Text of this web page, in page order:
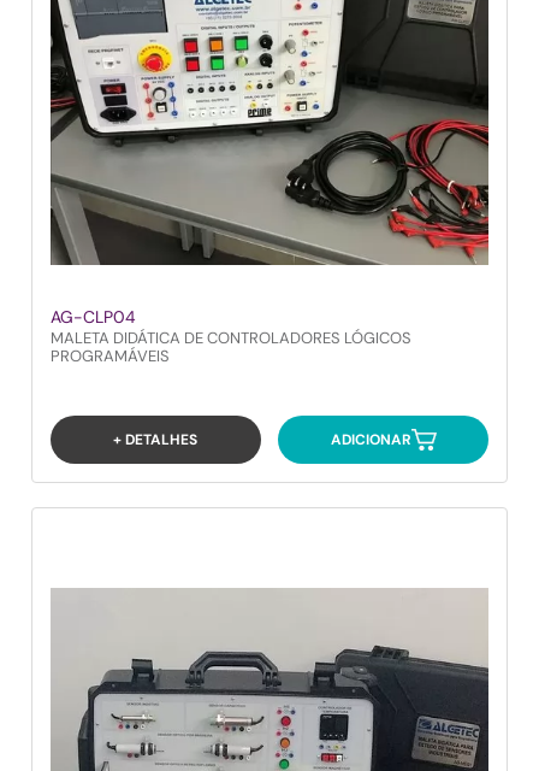
AG-CLP04
MALETA DIDÁTICA DE CONTROLADORES LÓGICOS
PROGRAMÁVEIS
+ DETALHES ADICIONAR